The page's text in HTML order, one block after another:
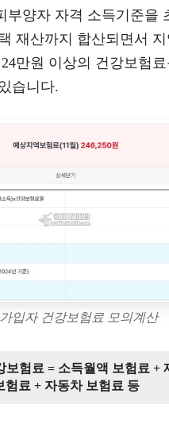
부양자 자격 소득기준을
재산까지 합산되면서
만원 이상의 건강보험
습니다.
입자 건강보험료 모의계산
보험료 = 소득월액 보험료 +
험료 + 자동차 보험료 등